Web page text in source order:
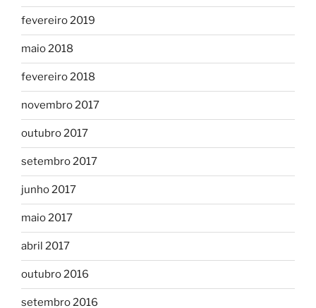
fevereiro 2019
maio 2018
fevereiro 2018
novembro 2017
outubro 2017
setembro 2017
junho 2017
maio 2017
abril 2017
outubro 2016
setembro 2016